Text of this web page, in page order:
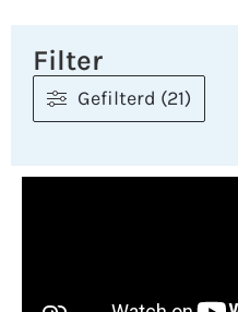
Filter
Gefilterd (21)